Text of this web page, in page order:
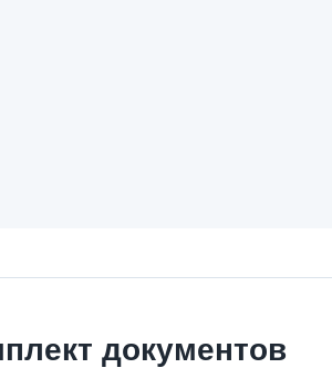
документов